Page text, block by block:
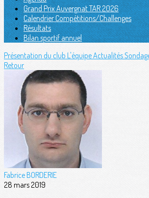
Grand Prix Auvergnat TAR 2026
Calendrier Compétitions/Challenges
Résultats
Bilan sportif annuel
Présentation du club L'équipeActualités
Retour
Fabrice BORDERIE
28 mars 2019